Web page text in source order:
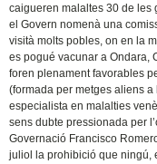
caigueren malaltes 30 de les
el Govern nomenà una
visità molts pobles, on en la
es pogué vacunar a Ondara,
foren plenament favorables
(formada per metges aliens
especialista en malalties
sens dubte pressionada per
Governació Francisco
juliol la prohibició que ningú,